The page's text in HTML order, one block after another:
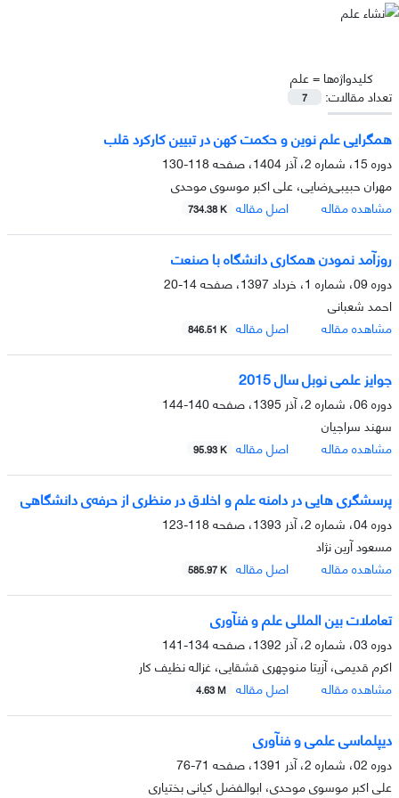
کلیدواژه‌ها =علم
تعداد مقالات:
7
همگرایی علم نوین و حکمت کهن در تبیین کارکرد قلب
دوره 15، شماره 2، آذر 1404، صفحه
118-130
مهران حبیبی‌رضایی، علی اکبر موسوی موحدی
مشاهده مقاله
اصل مقاله 734.38 K
روزآمد نمودن همکاری دانشگاه با صنعت
دوره 09، شماره 1، خرداد 1397، صفحه
14-20
احمد شعبانی
مشاهده مقاله
اصل مقاله 846.51 K
جوایز علمی نوبل سال 2015
دوره 06، شماره 2، آذر 1395، صفحه
140-144
سهند سراجیان
مشاهده مقاله
اصل مقاله 95.93 K
پرسشگری هایی در دامنه علم و اخلاق در منظری از حرفه‌ی دانشگاهی
دوره 04، شماره 2، آذر 1393، صفحه
118-123
مسعود آرین نژاد
مشاهده مقاله
اصل مقاله 585.97 K
تعاملات بین المللی علم و فنآوری
دوره 03، شماره 2، آذر 1392، صفحه
134-141
اکرم قدیمی، آزیتا منوچهری قشقایی، غزاله نظیف کار
مشاهده مقاله
اصل مقاله 4.63 M
دیپلماسی علمی و فنآوری
دوره 02، شماره 2، آذر 1391، صفحه
71-76
علی اکبر موسوی موحدی، ابوالفضل کیانی بختیاری